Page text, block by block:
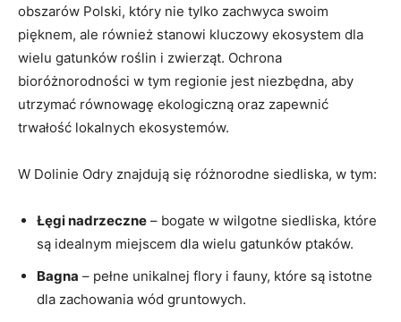
obszarów Polski, który nie ‍tylko zachwyca ‌swoim
⁢pięknem, ‌ale również stanowi ​kluczowy ekosystem dla
‍wielu⁢ gatunków roślin i ⁤zwierząt. Ochrona ​
bioróżnorodności w ‍tym regionie jest‍ niezbędna,⁣ aby
⁣utrzymać ​równowagę ekologiczną oraz zapewnić
‌trwałość lokalnych ‌ekosystemów.
W​ Dolinie Odry ⁢znajdują się różnorodne siedliska, w ‍tym:
Łęgi nadrzeczne – bogate ⁣w wilgotne siedliska, ‍które
są ‌idealnym miejscem dla wielu gatunków⁣ ptaków.
Bagna – pełne unikalnej flory i fauny,⁣ które są istotne
dla zachowania wód gruntowych.